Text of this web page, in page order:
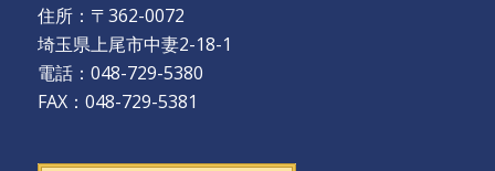
住所：〒362-0072
埼玉県上尾市中妻2-18-1
電話：048-729-5380
FAX：048-729-5381